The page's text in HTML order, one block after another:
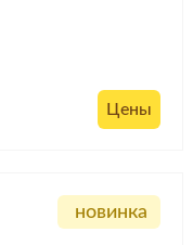
Цены
новинка